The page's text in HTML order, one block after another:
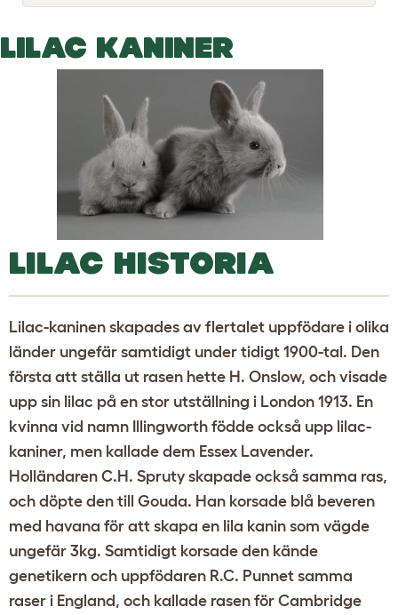
e
LILAC KANINER
LILAC HISTORIA
Lilac-kaninen skapades av flertalet uppfödare i olika
länder ungefär samtidigt under tidigt 1900-tal. Den
första att ställa ut rasen hette H. Onslow, och visade
upp sin lilac på en stor utställning i London 1913. En
kvinna vid namn Illingworth födde också upp lilac-
kaniner, men kallade dem Essex Lavender.
Holländaren C.H. Spruty skapade också samma ras,
och döpte den till Gouda. Han korsade blå beveren
med havana för att skapa en lila kanin som vägde
ungefär 3kg. Samtidigt korsade den kände
genetikern och uppfödaren R.C. Punnet samma
raser i England, och kallade rasen för Cambridge